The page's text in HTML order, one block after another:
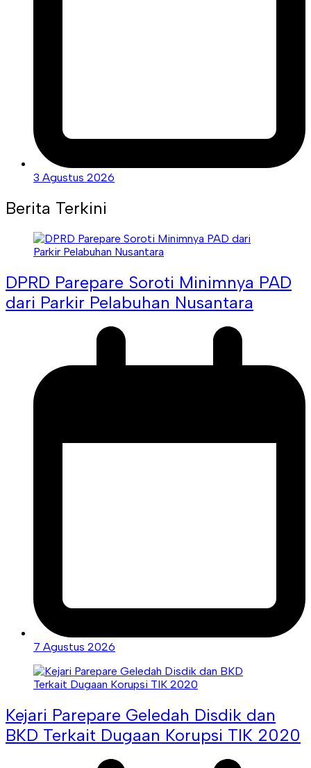
3 Agustus 2026
Berita Terkini
DPRD Parepare Soroti Minimnya PAD
dari Parkir Pelabuhan Nusantara
7 Agustus 2026
Kejari Parepare Geledah Disdik dan
BKD Terkait Dugaan Korupsi TIK 2020